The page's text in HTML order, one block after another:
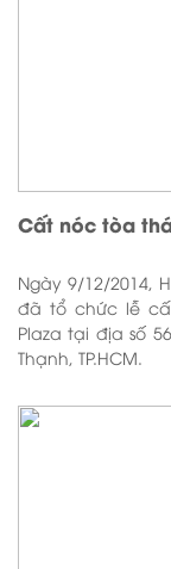
Cất nóc tòa
Ngày 9/12/2014,
đã tổ chức lễ
Plaza tại địa số
Thạnh, TP.HCM.